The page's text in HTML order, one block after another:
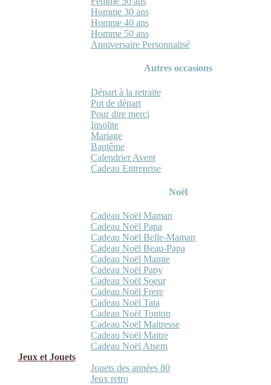
Homme 30 ans
Homme 40 ans
Homme 50 ans
Anniversaire Personnalisé
Autres occasions
Départ à la retraite
Pot de départ
Pour dire merci
Insolite
Mariage
Baptême
Calendrier Avent
Cadeau Entreprise
Noël
Cadeau Noël Maman
Cadeau Noël Papa
Cadeau Noël Belle-Maman
Cadeau Noël Beau-Papa
Cadeau Noël Mamie
Cadeau Noël Papy
Cadeau Noël Soeur
Cadeau Noël Frere
Cadeau Noël Tata
Cadeau Noël Tonton
Cadeau Noël Maitresse
Cadeau Noël Maitre
Cadeau Noël Atsem
Jeux et Jouets
Jouets des années 80
Jeux retro